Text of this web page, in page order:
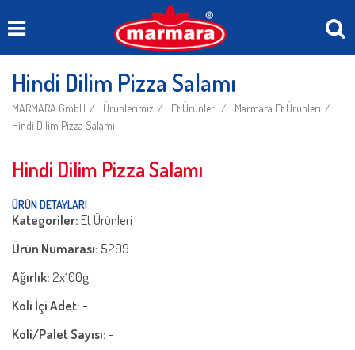
Hindi Dilim Pizza Salamı
MARMARA GmbH Ürünlerimiz Et Ürünleri
Marmara Et Ürünleri
Hindi Dilim Pizza Salamı
Hindi Dilim Pizza Salamı
ÜRÜN DETAYLARI
Kategoriler:Et Ürünleri
Ürün Numarası: 5299
Ağırlık:2x100g
Koli İçi Adet:-
Koli/Palet Sayısı:-